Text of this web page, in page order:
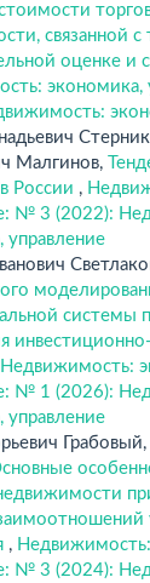
связанной с
оценке и
экономика,
Малгинов,
России ,
№ 3 (2022):
управление
системы
Недвижимость:
№ 1 (2026):
управление
,
№ 3 (2024):